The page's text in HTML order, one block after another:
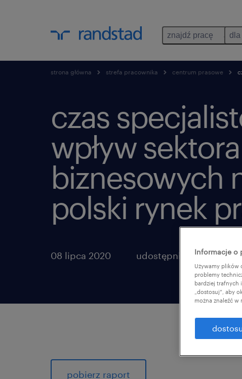
znajdź pracę dla
strona główna strefa pracownika centrum prasowe
czas
wpływ
biznesowych
polski rynek
08 lipca 2020 udostępnij artykuł:
pobierz raport
Informacje o
Używamy plików
problemy
bardziej trafnych
„dostosuj”, aby
można znaleźć w